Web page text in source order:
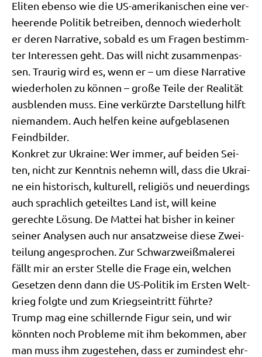
Eli­ten eben­so wie die US-ame­ri­ka­ni­schen eine ver­
hee­ren­de Poli­tik betrei­ben, den­noch wie­der­holt
er deren Nar­ra­ti­ve, sobald es um Fra­gen bestimm­
ter Inter­es­sen geht. Das will nicht zusam­men­pas­
sen. Trau­rig wird es, wenn er – um die­se Nar­ra­ti­ve
wie­der­ho­len zu kön­nen – gro­ße Tei­le der Rea­li­tät
aus­blen­den muss. Eine ver­kürz­te Dar­stel­lung hilft
nie­man­dem. Auch hel­fen kei­ne auf­ge­bla­se­nen
Feindbilder.
Kon­kret zur Ukrai­ne: Wer immer, auf bei­den Sei­
ten, nicht zur Kennt­nis nehemn will, dass die Ukrai­
ne ein histo­risch, kul­tu­rell, reli­gi­ös und neu­er­dings
auch sprach­lich geteil­tes Land ist, will kei­ne
gerech­te Lösung. De Mat­tei hat bis­her in kei­ner
sei­ner Ana­ly­sen auch nur ansatz­wei­se die­se Zwei­
tei­lung ange­spro­chen. Zur Schwarz­weiß­ma­le­rei
fällt mir an erster Stel­le die Fra­ge ein, wel­chen
Geset­zen denn dann die US-Poli­tik im Ersten Welt­
krieg folg­te und zum Kriegs­ein­tritt führte?
Trump mag eine schil­lern­de Figur sein, und wir
könn­ten noch Pro­ble­me mit ihm bekom­men, aber
man muss ihm zuge­ste­hen, dass er zumin­dest ehr­